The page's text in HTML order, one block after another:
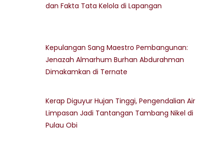
dan Fakta Tata Kelola di Lapangan
Kepulangan Sang Maestro Pembangunan:
Jenazah Almarhum Burhan Abdurahman
Dimakamkan di Ternate
Kerap Diguyur Hujan Tinggi, Pengendalian Air
Limpasan Jadi Tantangan Tambang Nikel di
Pulau Obi